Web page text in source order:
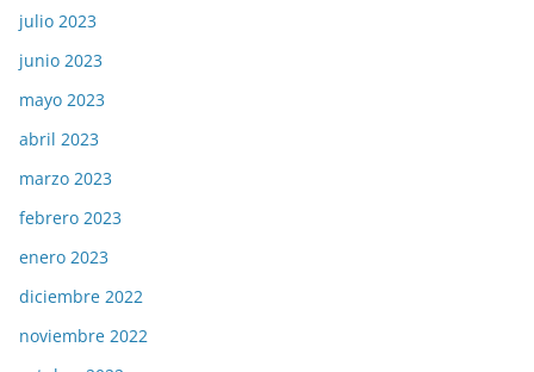
julio 2023
junio 2023
mayo 2023
abril 2023
marzo 2023
febrero 2023
enero 2023
diciembre 2022
noviembre 2022